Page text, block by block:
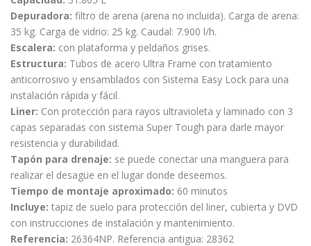
Depuradora: filtro de arena (arena no incluida). Carga de arena:
35 kg. Carga de vidrio: 25 kg. Caudal: 7.900 l/h.
Escalera: con plataforma y peldaños grises.
Estructura: Tubos de acero Ultra Frame con tratamiento
anticorrosivo y ensamblados con Sistema Easy Lock para una
instalación rápida y fácil.
Liner: Con protección para rayos ultravioleta y laminado con 3
capas separadas con sistema Super Tough para darle mayor
resistencia y durabilidad.
Tapón para drenaje: se puede conectar una manguera para
realizar el desagüe en el lugar donde deseemos.
Tiempo de montaje aproximado: 60 minutos
Incluye: tapiz de suelo para protección del liner, cubierta y DVD
con instrucciones de instalación y mantenimiento.
Referencia: 26364NP. Referencia antigua: 28362